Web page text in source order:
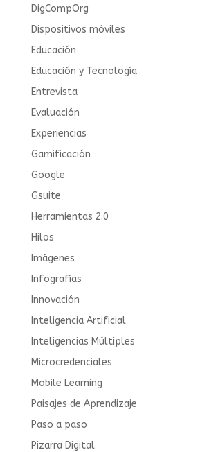
DigCompOrg
Dispositivos móviles
Educación
Educación y Tecnología
Entrevista
Evaluación
Experiencias
Gamificación
Google
Gsuite
Herramientas 2.0
Hilos
Imágenes
Infografías
Innovación
Inteligencia Artificial
Inteligencias Múltiples
Microcredenciales
Mobile Learning
Paisajes de Aprendizaje
Paso a paso
Pizarra Digital